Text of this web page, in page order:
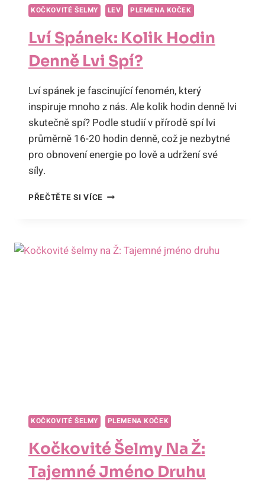
KOČKOVITÉ ŠELMY LEV PLEMENA KOČEK
Lví Spánek: Kolik Hodin
Denně Lvi Spí?
Lví spánek je fascinující fenomén, který
inspiruje mnoho z nás. Ale kolik hodin denně lvi
skutečně spí? Podle studií v přírodě spí lvi
průměrně 16-20 hodin denně, což je nezbytné
pro obnovení energie po lově a udržení své
síly.
PŘEČTĚTE SI VÍCELVÍ
DENNĚ
LVI
KOČKOVITÉ ŠELMY PLEMENA KOČEK
Kočkovité Šelmy Na Ž:
Tajemné Jméno Druhu